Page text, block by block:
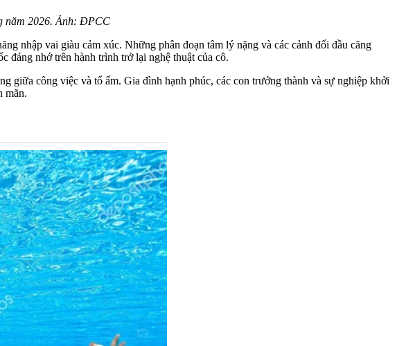
năm 2026. Ảnh: ĐPCC
nhập vai giàu cảm xúc. Những phân đoạn tâm lý nặng và các cảnh đối đầu căng
đáng nhớ trên hành trình trở lại nghệ thuật của cô.
giữa công việc và tổ ấm. Gia đình hạnh phúc, các con trưởng thành và sự nghiệp khởi
mãn.